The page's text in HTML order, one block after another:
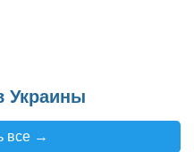
Украины
все →